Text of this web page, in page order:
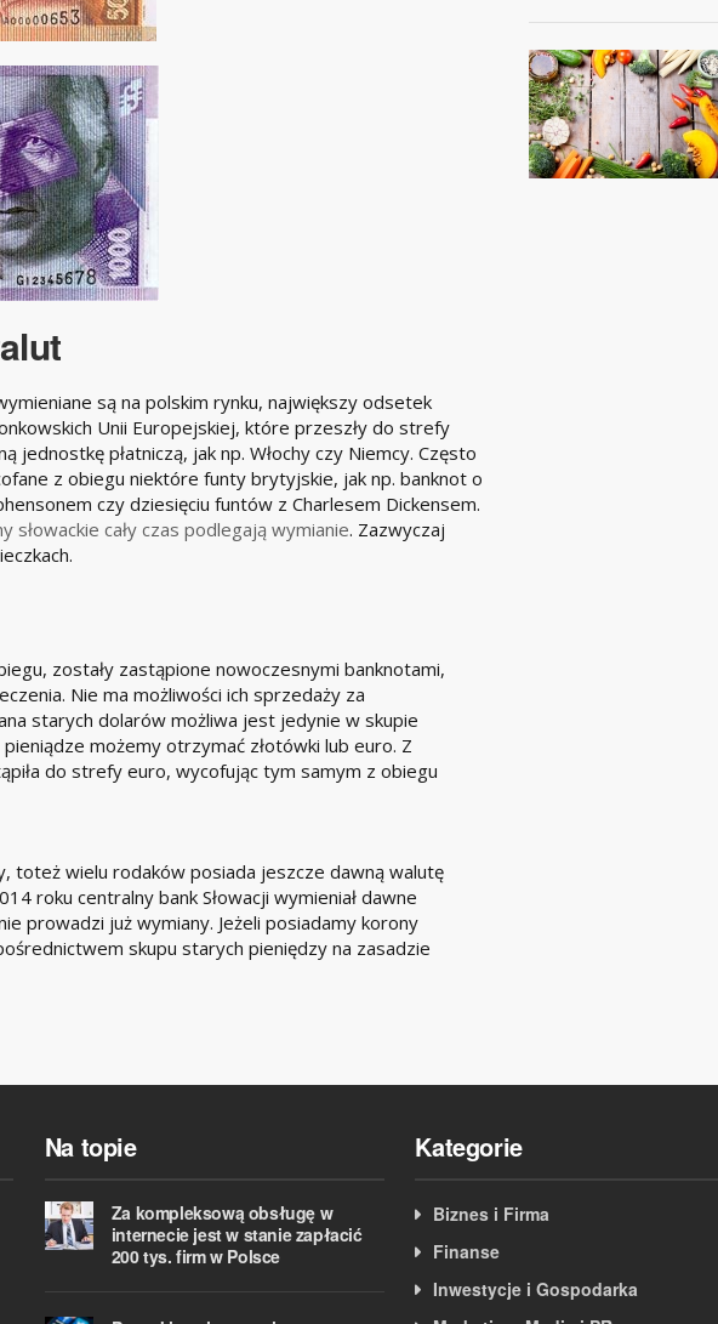
są na polskim rynku, największy odsetek
Unii Europejskiej, które przeszły do strefy
jednostkę płatniczą, jak np. Włochy czy Niemcy. Często
z obiegu niektóre funty brytyjskie, jak np. banknot o
czy dziesięciu funtów z Charlesem Dickensem.
słowackie cały czas podlegają wymianie. Zazwyczaj
zostały zastąpione nowoczesnymi banknotami,
Nie ma możliwości ich sprzedaży za
starych dolarów możliwa jest jedynie w skupie
możemy otrzymać złotówki lub euro. Z
do strefy euro, wycofując tym samym z obiegu
toteż wielu rodaków posiada jeszcze dawną walutę
roku centralny bank Słowacji wymieniał dawne
prowadzi już wymiany. Jeżeli posiadamy korony
skupu starych pieniędzy na zasadzie
Na topie
Za kompleksową obsługę w
internecie jest w stanie zapłacić
200 tys. firm w Polsce
Kategorie
Biznes i Firma
Finanse
Inwestycje i Gospodarka